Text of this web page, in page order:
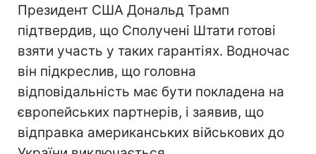
Президент США Дональд Трамп
підтвердив, що Сполучені Штати готові
взяти участь у таких гарантіях. Водночас
він підкреслив, що головна
відповідальність має бути покладена на
європейських партнерів, і заявив, що
відправка американських військових до